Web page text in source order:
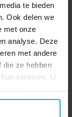
te bieden
Ook delen we
met onze
analyse. Deze
met andere
die ze hebben
services. U